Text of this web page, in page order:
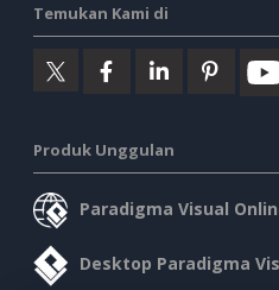
Temukan Kami di
Produk Unggulan
Paradigma Visual
Desktop Paradigma